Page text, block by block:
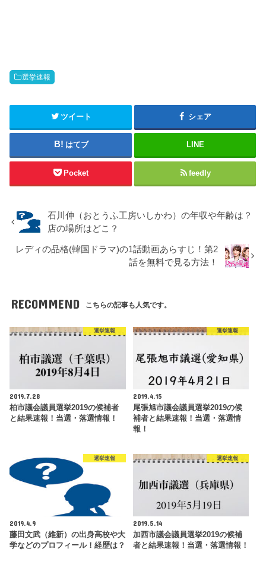
選挙速報
ツイート シェア
はてブ LINE
Pocket feedly
石川伸（おとうふ工房いしかわ）の年収や年齢は？
店の場所はどこ？
レディの品格(韓国ドラマ)の1話動画あらすじ！第2
話を無料で見る方法！
RECOMMEND こちらの記事も人気です。
選挙速報
2019.7.28
柏市議会議員選挙2019の候補者
と結果速報！当選・落選情報！
選挙速報
2019.4.15
尾張旭市議会議員選挙2019の候
補者と結果速報！当選・落選情
報！
選挙速報
2019.4.9
藤田文武（維新）の出身高校や大
学などのプロフィール！経歴は？
選挙速報
2019.5.14
加西市議会議員選挙2019の候補
者と結果速報！当選・落選情報！